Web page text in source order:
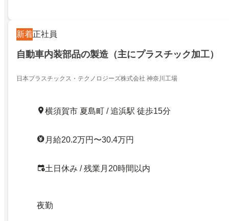
新着正社員
自動車内装部品の製造（主にプラスチック加工）
日本プラスチックス・テクノロジーズ株式会社 神奈川工場
横須賀市 夏島町 / 追浜駅 徒歩15分
月給20.2万円〜30.4万円
土日休み / 残業月20時間以内
夜勤